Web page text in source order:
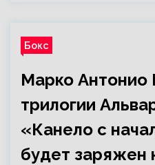
Бокс
Марко
трилогии
«Канело с
будет заряжен